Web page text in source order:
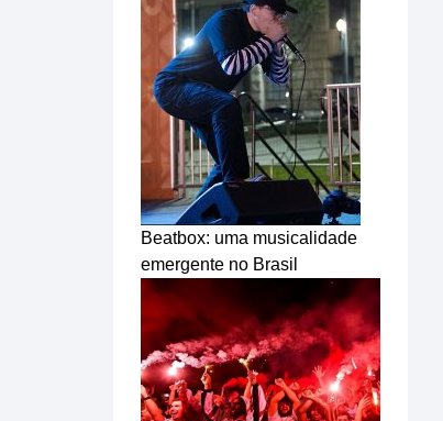
Beatbox: uma musicalidade
emergente no Brasil